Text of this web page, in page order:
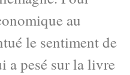
au
le sentiment de
a pesé sur la livre